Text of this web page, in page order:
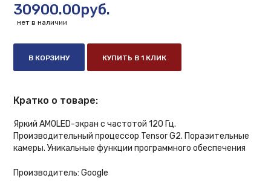
30900.00руб.
нет в наличии
В КОРЗИНУ КУПИТЬ В 1 КЛИК
Кратко о товаре:
Яркий AMOLED-экран с частотой 120 Гц.
Производительный процессор Tensor G2. Поразительные
камеры. Уникальные функции программного обеспечения
Производитель: Google